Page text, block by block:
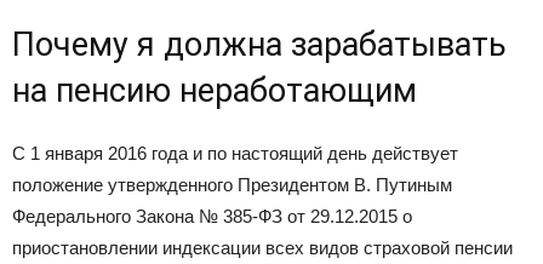
Почему я должна зарабатывать
на пенсию неработающим
С 1 января 2016 года и по настоящий день действует
положение утвержденного Президентом В. Путиным
Федерального Закона № 385-ФЗ от 29.12.2015 о
приостановлении индексации всех видов страховой пенсии